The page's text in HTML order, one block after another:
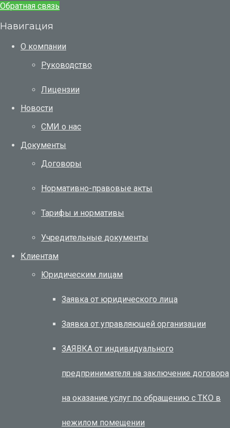
Обратная связь
Навигация
О компании
Руководство
Лицензии
Новости
СМИ о нас
Документы
Договоры
Нормативно-правовые акты
Тарифы и нормативы
Учредительные документы
Клиентам
Юридическим лицам
Заявка от юридического лица
Заявка от управляющей организации
ЗАЯВКА от индивидуального
предпринимателя на заключение договора
на оказание услуг по обращению с ТКО в
нежилом помещении